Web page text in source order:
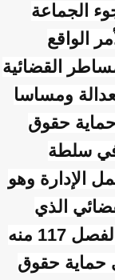
الجماعة
الواقع
القضائية
ومساسا
حقوق
في سلطة
الإدارة وهو
الذي
كرسه الدستور المغربي من خلال الفصل 117 منه
حماية حقوق